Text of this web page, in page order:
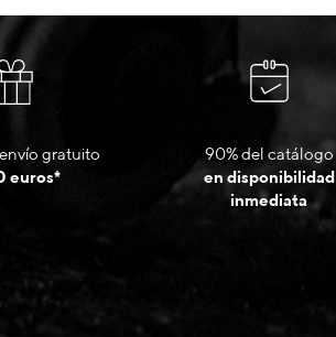
gratuito
euros*
90% del catálogo
en disponibilidad
inmediata